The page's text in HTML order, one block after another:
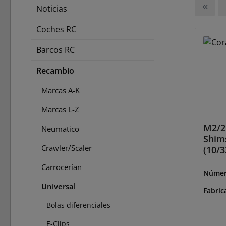
Noticias
Coches RC
Barcos RC
Recambio
Marcas A-K
Marcas L-Z
Neumatico
Crawler/Scaler
Carrocerían
Universal
Bolas diferenciales
E-Clips
M2/
(10/